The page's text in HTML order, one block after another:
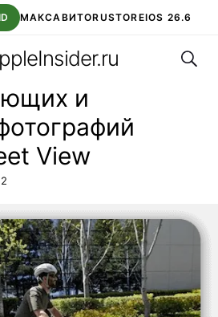
МАКСАВИТОRUSTOREIOS 26.6
ОНЛАЙН ЧАТ В ROBLOX
и
View